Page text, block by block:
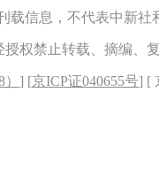
载信息，不代表中新
授权禁止转载、摘编、
] [京ICP证040655号] [